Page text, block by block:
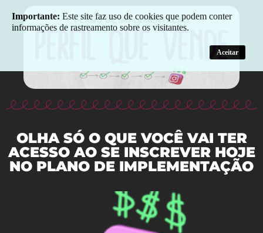
OLHA SÓ O QUE VOCÊ VAI TER
ACESSO AO SE INSCREVER HOJE
NO PLANO DE IMPLEMENTAÇÃO
Importante: Este site faz uso de cookies que podem conter
informações de rastreamento sobre os visitantes.
Aceitar